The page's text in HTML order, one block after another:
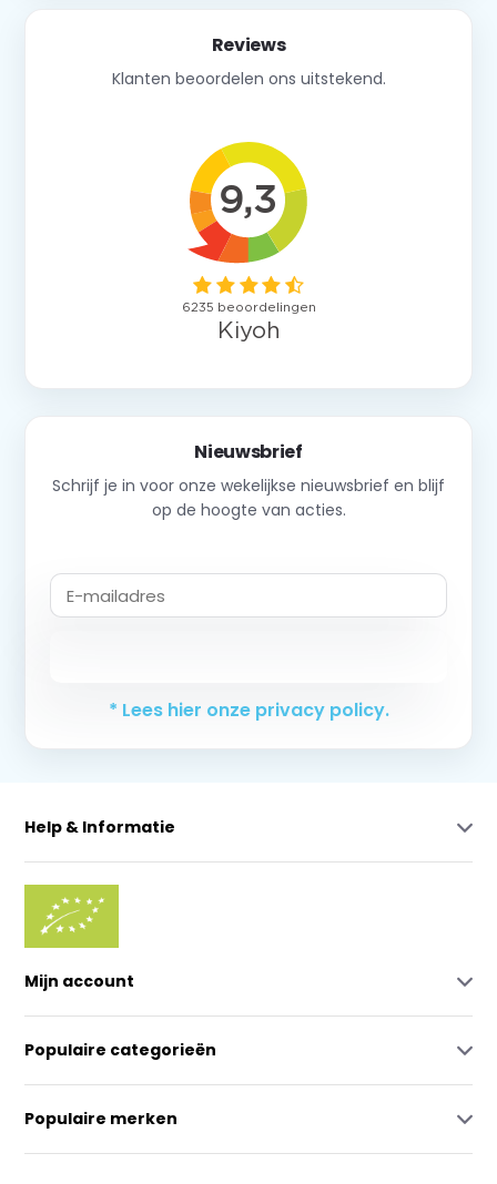
Reviews
Klanten beoordelen ons uitstekend.
Nieuwsbrief
Schrijf je in voor onze wekelijkse nieuwsbrief en blijf
op de hoogte van acties.
* Lees hier onze privacy policy.
Help & Informatie
Mijn account
Populaire categorieën
Populaire merken